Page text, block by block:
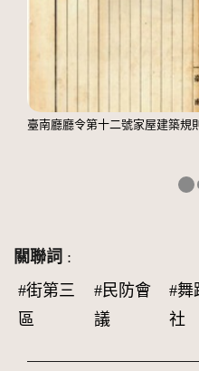
臺南廳廳令第十二號家屋建築規
關聯詞 :
#街第三
區
#民防會
議
#舞
社